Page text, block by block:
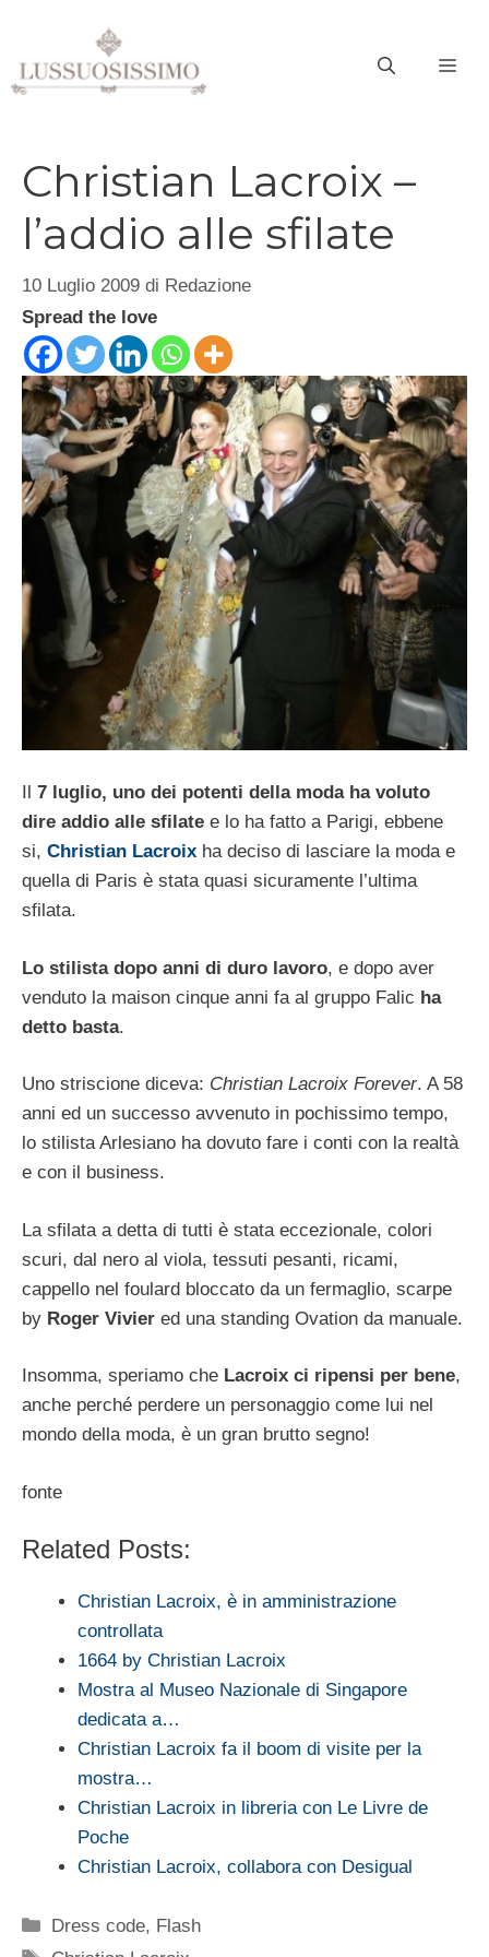
contenuto
Christian Lacroix –
l’addio alle sfilate
10 Luglio 2009 di Redazione
Spread the love
Il 7 luglio, uno dei potenti della moda ha voluto
dire addio alle sfilate e lo ha fatto a Parigi, ebbene
si, Christian Lacroix ha deciso di lasciare la moda e
quella di Paris è stata quasi sicuramente l’ultima
sfilata.
Lo stilista dopo anni di duro lavoro, e dopo aver
venduto la maison cinque anni fa al gruppo Falic ha
detto basta.
Uno striscione diceva: Christian Lacroix Forever. A 58
anni ed un successo avvenuto in pochissimo tempo,
lo stilista Arlesiano ha dovuto fare i conti con la realtà
e con il business.
La sfilata a detta di tutti è stata eccezionale, colori
scuri, dal nero al viola, tessuti pesanti, ricami,
cappello nel foulard bloccato da un fermaglio, scarpe
by Roger Vivier ed una standing Ovation da manuale.
Insomma, speriamo che Lacroix ci ripensi per bene,
anche perché perdere un personaggio come lui nel
mondo della moda, è un gran brutto segno!
fonte
Related Posts:
Christian Lacroix, è in amministrazione
controllata
1664 by Christian Lacroix
Mostra al Museo Nazionale di Singapore
dedicata a…
Christian Lacroix fa il boom di visite per la
mostra…
Christian Lacroix in libreria con Le Livre de
Poche
Christian Lacroix, collabora con Desigual
Categorie
Dress code, Flash